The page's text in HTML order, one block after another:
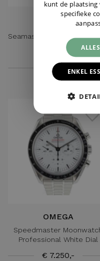
OMEGA
Seamaster Diver 300M
€ 4.595,-
OMEGA
Speedmaster
Professional White Dial
€ 7.250,-
kunt de plaatsing
specifieke
ENKEL